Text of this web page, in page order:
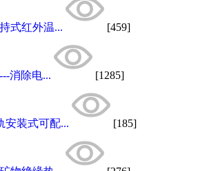
式红外温... [459]
消除电... [1285]
安装式可配... [185]